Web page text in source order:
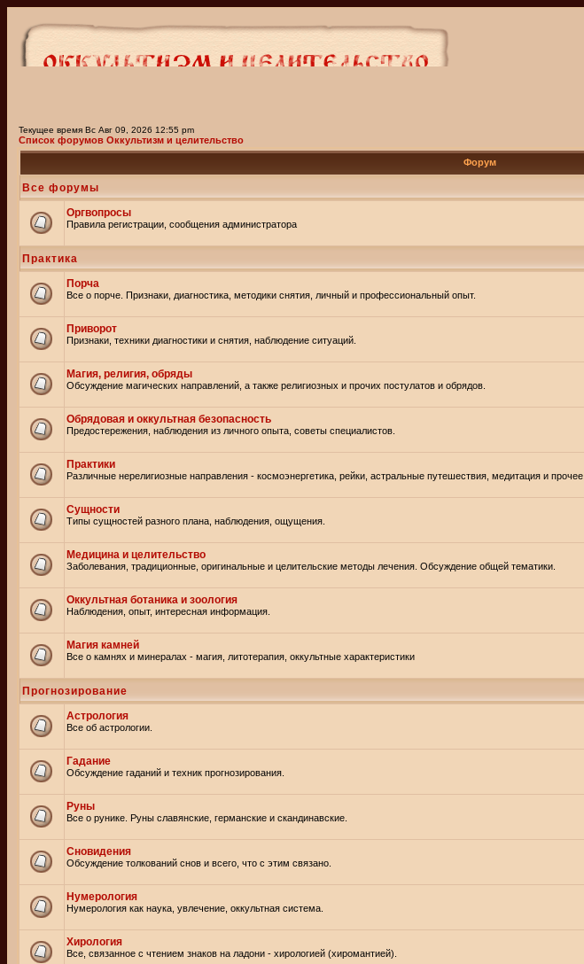
Текущее время Вс Авг 09, 2026 12:55 pm
Список форумов Оккультизм и целительство
Форум
Все форумы
Оргвопросы
Правила регистрации, сообщения администратора
Практика
Порча
Все о порче. Признаки, диагностика, методики снятия, личный и профессиональный опыт.
Приворот
Признаки, техники диагностики и снятия, наблюдение ситуаций.
Магия, религия, обряды
Обсуждение магических направлений, а также религиозных и прочих постулатов и обрядов.
Обрядовая и оккультная безопасность
Предостережения, наблюдения из личного опыта, советы специалистов.
Практики
Различные нерелигиозные направления - космоэнергетика, рейки, астральные путешествия, медитация и прочее.
Сущности
Типы сущностей разного плана, наблюдения, ощущения.
Медицина и целительство
Заболевания, традиционные, оригинальные и целительские методы лечения. Обсуждение общей тематики.
Оккультная ботаника и зоология
Наблюдения, опыт, интересная информация.
Магия камней
Все о камнях и минералах - магия, литотерапия, оккультные характеристики
Прогнозирование
Астрология
Все об астрологии.
Гадание
Обсуждение гаданий и техник прогнозирования.
Руны
Все о рунике. Руны славянские, германские и скандинавские.
Сновидения
Обсуждение толкований снов и всего, что с этим связано.
Нумерология
Нумерология как наука, увлечение, оккультная система.
Хирология
Все, связанное с чтением знаков на ладони - хирологией (хиромантией).